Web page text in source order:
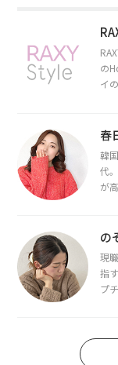
の
イ
春
韓
代
が
断
の
現
指す
プ
日